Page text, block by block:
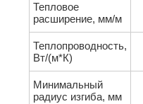
Тепловое
расширение, мм/м
Теплопроводность,
Вт/(м*К)
Минимальный
радиус изгиба, мм